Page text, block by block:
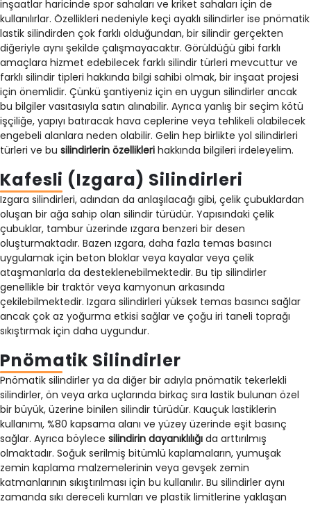
inşaatlar haricinde spor sahaları ve kriket sahaları için de
kullanılırlar. Özellikleri nedeniyle keçi ayaklı silindirler ise pnömatik
lastik silindirden çok farklı olduğundan, bir silindir gerçekten
diğeriyle aynı şekilde çalışmayacaktır. Görüldüğü gibi farklı
amaçlara hizmet edebilecek farklı silindir türleri mevcuttur ve
farklı silindir tipleri hakkında bilgi sahibi olmak, bir inşaat projesi
için önemlidir. Çünkü şantiyeniz için en uygun silindirler ancak
bu bilgiler vasıtasıyla satın alınabilir. Ayrıca yanlış bir seçim kötü
işçiliğe, yapıyı batıracak hava ceplerine veya tehlikeli olabilecek
engebeli alanlara neden olabilir. Gelin hep birlikte yol silindirleri
türleri ve bu silindirlerin özellikleri hakkında bilgileri irdeleyelim.
Kafesli (Izgara) Silindirleri
Izgara silindirleri, adından da anlaşılacağı gibi, çelik çubuklardan
oluşan bir ağa sahip olan silindir türüdür. Yapısındaki çelik
çubuklar, tambur üzerinde ızgara benzeri bir desen
oluşturmaktadır. Bazen ızgara, daha fazla temas basıncı
uygulamak için beton bloklar veya kayalar veya çelik
ataşmanlarla da desteklenebilmektedir. Bu tip silindirler
genellikle bir traktör veya kamyonun arkasında
çekilebilmektedir. Izgara silindirleri yüksek temas basıncı sağlar
ancak çok az yoğurma etkisi sağlar ve çoğu iri taneli toprağı
sıkıştırmak için daha uygundur.
Pnömatik Silindirler
Pnömatik silindirler ya da diğer bir adıyla pnömatik tekerlekli
silindirler, ön veya arka uçlarında birkaç sıra lastik bulunan özel
bir büyük, üzerine binilen silindir türüdür. Kauçuk lastiklerin
kullanımı, %80 kapsama alanı ve yüzey üzerinde eşit basınç
sağlar. Ayrıca böylece silindirin dayanıklılığı da arttırılmış
olmaktadır. Soğuk serilmiş bitümlü kaplamaların, yumuşak
zemin kaplama malzemelerinin veya gevşek zemin
katmanlarının sıkıştırılması için bu kullanılır. Bu silindirler aynı
zamanda sıkı dereceli kumları ve plastik limitlerine yaklaşan